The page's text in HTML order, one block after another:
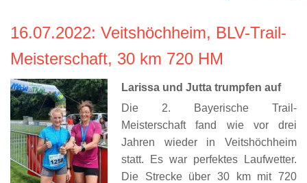
16.07.2022: Veitshöchheim, BLV-Trail-
Meisterschaft, 30 km 720 HM
Larissa und Jutta trumpfen auf
Die 2. Bayerische Trail-
Meisterschaft fand wie vor drei
Jahren wieder in Veitshöchheim
statt. Es war perfektes Laufwetter.
Die Strecke über 30 km mit 720